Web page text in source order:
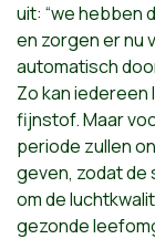
uit: “we
en zorgen er nu
automatisch
Zo kan
fijnstof. Maar
periode zullen
geven, zodat de
om de
gezonde